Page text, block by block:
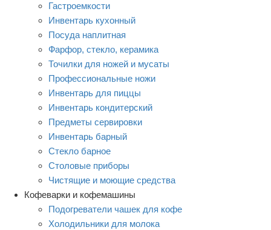
Гастроемкости
Инвентарь кухонный
Посуда наплитная
Фарфор, стекло, керамика
Точилки для ножей и мусаты
Профессиональные ножи
Инвентарь для пиццы
Инвентарь кондитерский
Предметы сервировки
Инвентарь барный
Стекло барное
Столовые приборы
Чистящие и моющие средства
Кофеварки и кофемашины
Подогреватели чашек для кофе
Холодильники для молока